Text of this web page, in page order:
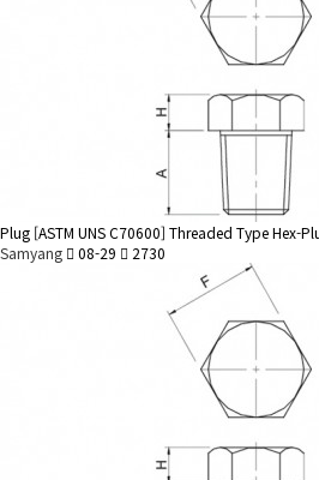
Plug [ASTM UNS C70600] Threaded Type Hex-
Samyang
08-29 2730